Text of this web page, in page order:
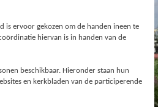
is ervoor gekozen om de handen ineen te
hiervan is in handen van de
beschikbaar. Hieronder staan hun
en kerkbladen van de participerende